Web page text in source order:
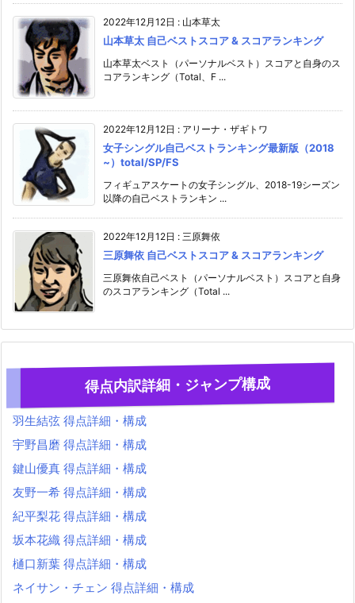
2022年12月12日 : 山本草太
山本草太 自己ベストスコア & スコアランキング
山本草太ベスト（パーソナルベスト）スコアと自身のス
コアランキング（Total、F ...
2022年12月12日 : アリーナ・ザギトワ
女子シングル自己ベストランキング最新版（2018
~）total/SP/FS
フィギュアスケートの女子シングル、2018-19シーズン
以降の自己ベストランキン ...
2022年12月12日 : 三原舞依
三原舞依 自己ベストスコア & スコアランキング
三原舞依自己ベスト（パーソナルベスト）スコアと自身
のスコアランキング（Total ...
得点内訳詳細・ジャンプ構成
羽生結弦 得点詳細・構成
宇野昌磨 得点詳細・構成
鍵山優真 得点詳細・構成
友野一希 得点詳細・構成
紀平梨花 得点詳細・構成
坂本花織 得点詳細・構成
樋口新葉 得点詳細・構成
ネイサン・チェン 得点詳細・構成